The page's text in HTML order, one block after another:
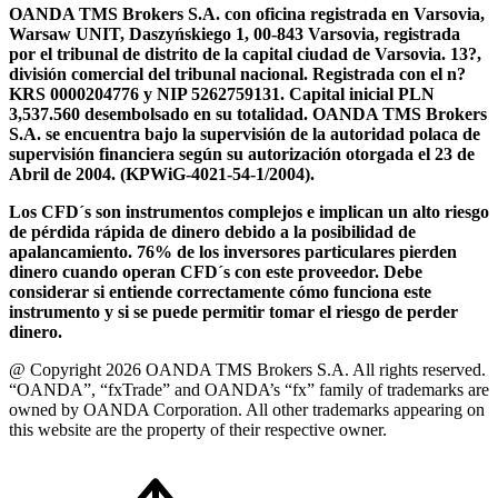
OANDA TMS Brokers S.A. con oficina registrada en Varsovia,
Warsaw UNIT, Daszyńskiego 1, 00-843 Varsovia, registrada
por el tribunal de distrito de la capital ciudad de Varsovia. 13?,
división comercial del tribunal nacional. Registrada con el n?
KRS 0000204776 y NIP 5262759131. Capital inicial PLN
3,537.560 desembolsado en su totalidad. OANDA TMS Brokers
S.A. se encuentra bajo la supervisión de la autoridad polaca de
supervisión financiera según su autorización otorgada el 23 de
Abril de 2004. (KPWiG-4021-54-1/2004).
Los CFD´s son instrumentos complejos e implican un alto riesgo
de pérdida rápida de dinero debido a la posibilidad de
apalancamiento. 76% de los inversores particulares pierden
dinero cuando operan CFD´s con este proveedor. Debe
considerar si entiende correctamente cómo funciona este
instrumento y si se puede permitir tomar el riesgo de perder
dinero.
@ Copyright 2026 OANDA TMS Brokers S.A. All rights reserved.
“OANDA”, “fxTrade” and OANDA’s “fx” family of trademarks are
owned by OANDA Corporation. All other trademarks appearing on
this website are the property of their respective owner.